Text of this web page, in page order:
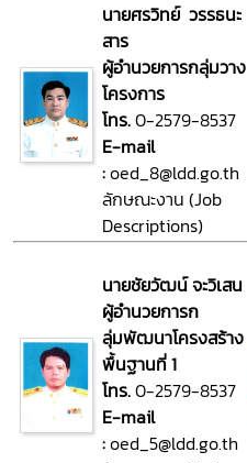
นายศรวิทย์ วรรธนะ
สาร
ผู้อำนวยการกลุ่มวาง
โครงการ
โทร.0-2579-8537
E-mail
:oed_8@ldd.go.th
ลักษณะงาน (Job
Descriptions)
นายชัยวัฒน์ จะวิเสน
ผู้อำนวยการก
ลุ่มพัฒนาโครงสร้าง
พื้นฐานที่ 1
โทร.0-2579-8537
E-mail
:oed_5@ldd.go.th